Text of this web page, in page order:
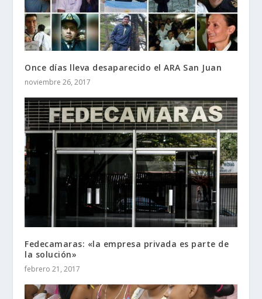
Once días lleva desaparecido el ARA San Juan
noviembre 26, 2017
Fedecamaras: «la empresa privada es parte de
la solución»
febrero 21, 2017